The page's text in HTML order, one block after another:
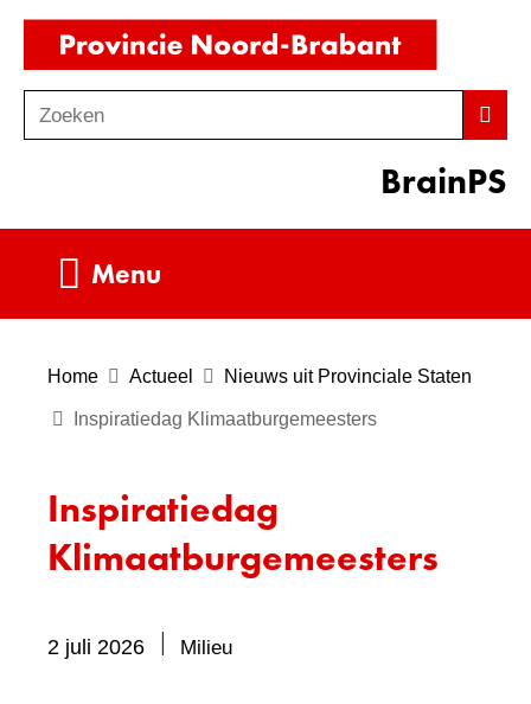
Ga
de
inhoud
o
Zoeken
BrainPS
Menu
Home Actueel Nieuws uit Provinciale Staten
Inspiratiedag Klimaatburgemeesters
Inspiratiedag
Klimaatburgemeesters
2 juli 2026 MilieuBevat